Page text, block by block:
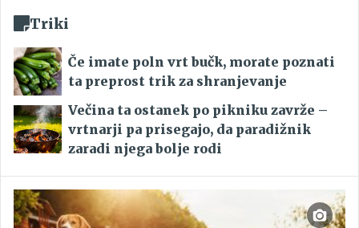
Triki
Če imate poln vrt bučk, morate poznati
ta preprost trik za shranjevanje
Večina ta ostanek po pikniku zavrže –
vrtnarji pa prisegajo, da paradižnik
zaradi njega bolje rodi